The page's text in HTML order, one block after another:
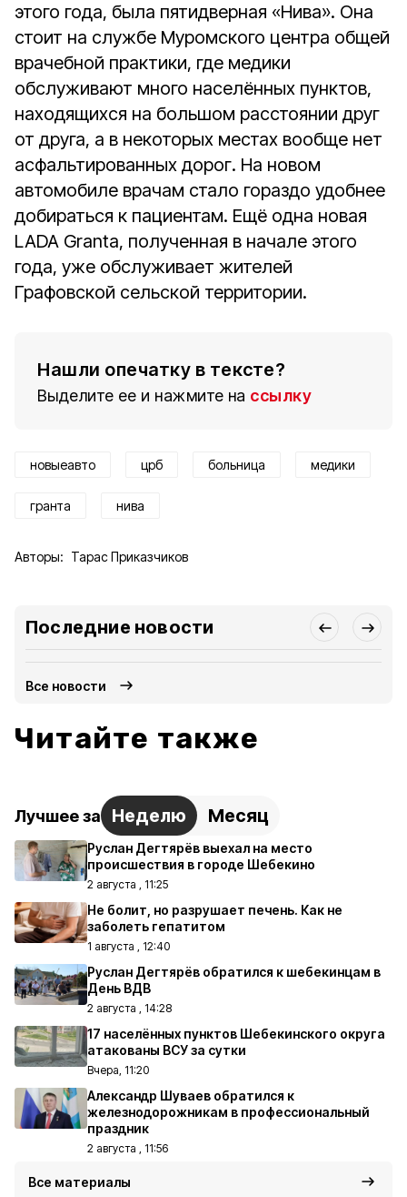
этого года, была пятидверная «Нива». Она
стоит на службе Муромского центра общей
врачебной практики, где медики
обслуживают много населённых пунктов,
находящихся на большом расстоянии друг
от друга, а в некоторых местах вообще нет
асфальтированных дорог. На новом
автомобиле врачам стало гораздо удобнее
добираться к пациентам. Ещё одна новая
LADA Granta, полученная в начале этого
года, уже обслуживает жителей
Графовской сельской территории.
Нашли опечатку в тексте?
Выделите ее и нажмите на ссылку
новыеавто црб больница медики
гранта нива
Авторы: Тарас Приказчиков
Последние новости
Все новости
Читайте также
Лучшее за Неделю Месяц
Руслан Дегтярёв выехал на место
происшествия в городе Шебекино
2 августа , 11:25
Не болит, но разрушает печень. Как не
заболеть гепатитом
1 августа , 12:40
Руслан Дегтярёв обратился к шебекинцам в
День ВДВ
2 августа , 14:28
17 населённых пунктов Шебекинского округа
атакованы ВСУ за сутки
Вчера, 11:20
Александр Шуваев обратился к
железнодорожникам в профессиональный
праздник
2 августа , 11:56
Все материалы